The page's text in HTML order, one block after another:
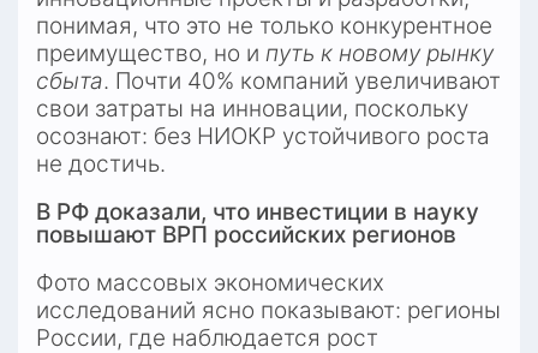
понимая, что это не только конкурентное
преимущество, но и путь к новому рынку
сбыта. Почти 40% компаний увеличивают
свои затраты на инновации, поскольку
осознают: без НИОКР устойчивого роста
не достичь.
В РФ доказали, что инвестиции в науку
повышают ВРП российских регионов
Фото массовых экономических
исследований ясно показывают: регионы
России, где наблюдается рост